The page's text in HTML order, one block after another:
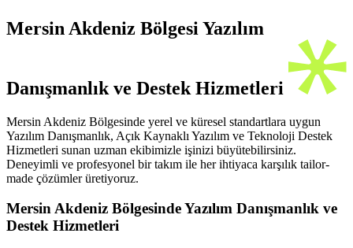
Mersin Akdeniz Bölgesi Yazılım
Danışmanlık ve Destek Hizmetleri
Mersin Akdeniz Bölgesinde yerel ve küresel standartlara uygun
Yazılım Danışmanlık, Açık Kaynaklı Yazılım ve Teknoloji Destek
Hizmetleri sunan uzman ekibimizle işinizi büyütebilirsiniz.
Deneyimli ve profesyonel bir takım ile her ihtiyaca karşılık tailor-
made çözümler üretiyoruz.
Mersin Akdeniz Bölgesinde Yazılım Danışmanlık ve
Destek Hizmetleri